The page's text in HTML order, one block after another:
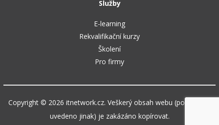
Služby
E-learning
Rekvalifikační kurzy
Školení
Pro firmy
Copyright © 2026 itnetwork.cz. Veškerý obsah webu (pokud není
uvedeno jinak) je zakázáno kopírovat.